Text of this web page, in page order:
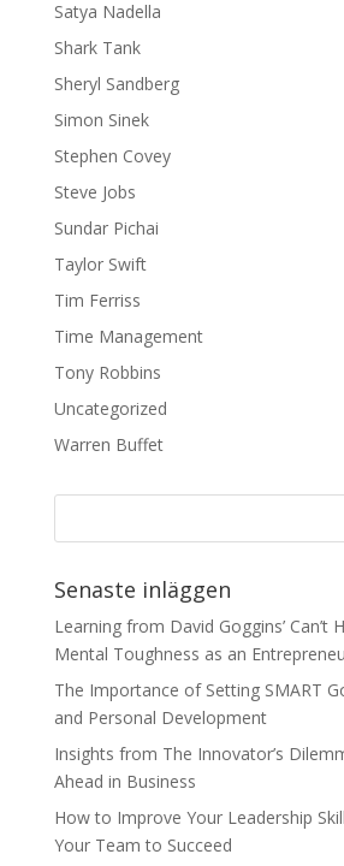
Satya Nadella
Shark Tank
Sheryl Sandberg
Simon Sinek
Stephen Covey
Steve Jobs
Sundar Pichai
Taylor Swift
Tim Ferriss
Time Management
Tony Robbins
Uncategorized
Warren Buffet
Senaste inläggen
Learning from David Goggins’ Can’t
Mental Toughness as an
The Importance of Setting SMART
and Personal Development
Insights from The Innovator’s
Ahead in Business
How to Improve Your Leadership
Your Team to Succeed